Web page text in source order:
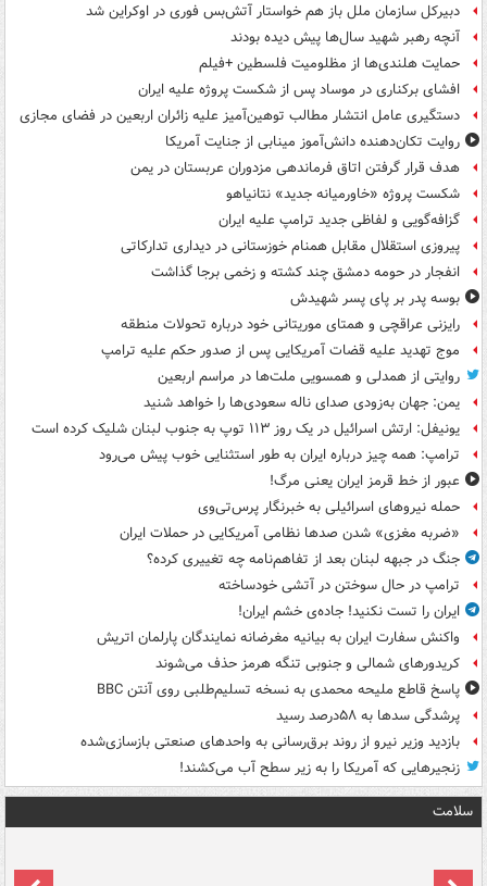
دبیرکل سازمان ملل باز هم خواستار آتش‌بس فوری در اوکراین شد
آنچه رهبر شهید سال‌ها پیش دیده بودند
حمایت هلندی‌ها از مظلومیت فلسطین +فیلم
افشای برکناری در موساد پس از شکست پروژه علیه ایران
دستگیری عامل انتشار مطالب توهین‌آمیز علیه زائران اربعین در فضای مجازی
روایت تکان‌دهنده دانش‌آموز مینابی از جنایت آمریکا
هدف قرار گرفتن اتاق‌ فرماندهی مزدوران عربستان در یمن
شکست پروژه «خاورمیانه جدید» نتانیاهو
گزافه‌گویی و لفاظی جدید ترامپ علیه ایران
پیروزی استقلال مقابل همنام خوزستانی در دیداری تدارکاتی
انفجار در حومه دمشق چند کشته و زخمی برجا گذاشت
بوسه‌ پدر بر پای پسر شهیدش
رایزنی عراقچی و همتای موریتانی خود درباره تحولات منطقه
موج تهدید علیه قضات آمریکایی پس از صدور حکم علیه ترامپ
روایتی از همدلی و همسویی ملت‌ها در مراسم اربعین
یمن: جهان به‌زودی صدای ناله سعودی‌ها را خواهد شنید
یونیفل: ارتش اسرائیل در یک روز ۱۱۳ توپ به جنوب لبنان شلیک کرده است
ترامپ: همه چیز درباره ایران به طور استثنایی خوب پیش می‌رود
عبور از خط قرمز ایران یعنی مرگ!
حمله نیروهای اسرائیلی به خبرنگار پرس‌تی‌وی
«ضربه مغزی» شدن صدها نظامی آمریکایی در حملات ایران
جنگ در جبهه لبنان بعد از تفاهم‌نامه چه تغییری کرده؟
ترامپ در حال سوختن در آتشی خودساخته
ایران را تست نکنید! جاده‌ی خشم ایران!
واکنش سفارت ایران به بیانیه مغرضانه نمایندگان پارلمان اتریش
کریدورهای شمالی و جنوبی تنگه هرمز حذف می‌شوند
پاسخ قاطع ملیحه محمدی به نسخه تسلیم‌طلبی روی آنتن BBC
پرشدگی سدها به ۵۸درصد رسید
بازدید وزیر نیرو از روند برق‌رسانی به واحدهای صنعتی بازسازی‌شده
زنجیرهایی که آمریکا را به زیر سطح آب می‌کشند!
سلامت